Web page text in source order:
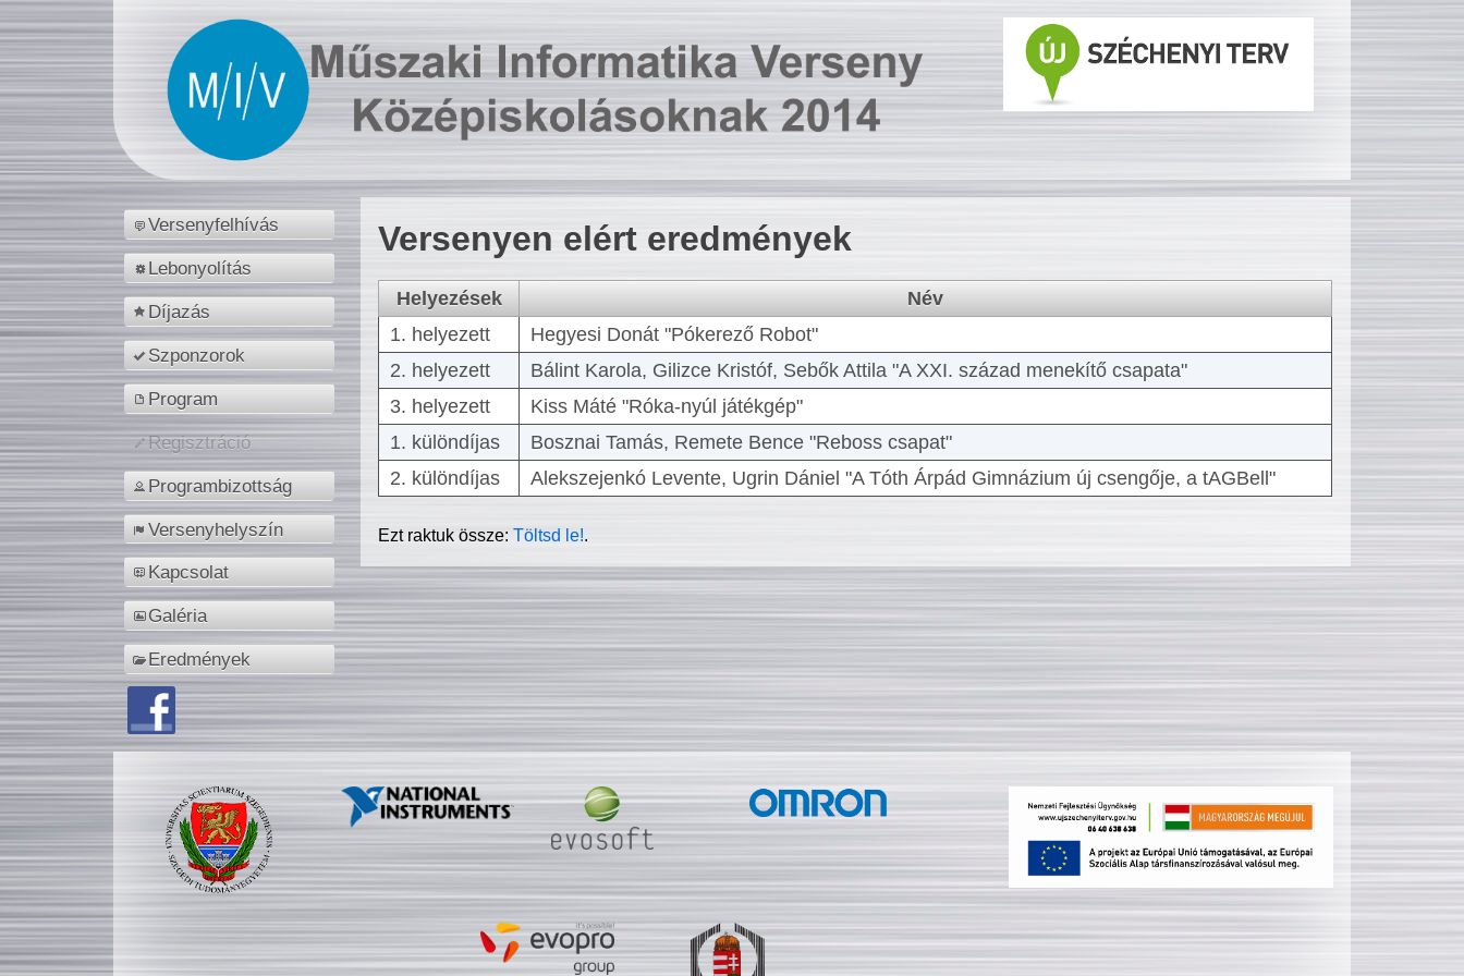
Versenyfelhívás
Lebonyolítás
Díjazás
Szponzorok
Program
Regisztráció
Programbizottság
Versenyhelyszín
Kapcsolat
Galéria
Eredmények
Versenyen elért eredmények
Helyezések
Név
1. helyezett
Hegyesi Donát "Pókerező Robot"
2. helyezett
Bálint Karola, Gilizce Kristóf, Sebők Attila "A XXI. század menekítő csapata"
3. helyezett
Kiss Máté "Róka-nyúl játékgép"
1. különdíjas
Bosznai Tamás, Remete Bence "Reboss csapat"
2. különdíjas
Alekszejenkó Levente, Ugrin Dániel "A Tóth Árpád Gimnázium új csengője, a tAGBell"
Ezt raktuk össze:Töltsd le!.